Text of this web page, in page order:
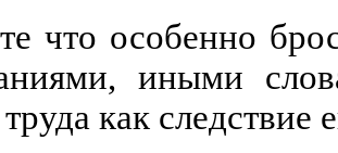
что особенно
иными
как